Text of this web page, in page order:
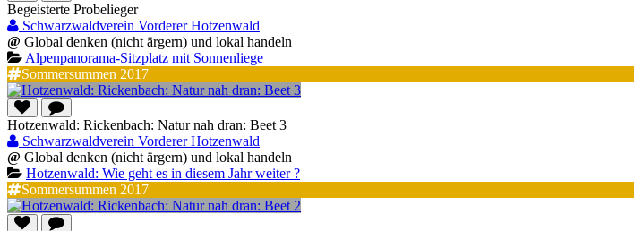
Begeisterte Probelieger
Schwarzwaldverein Vorderer Hotzenwald
@ Global denken (nicht ärgern) und lokal handeln
Alpenpanorama-Sitzplatz mit Sonnenliege
Sommersummen 2017
Hotzenwald: Rickenbach: Natur nah dran: Beet 3
Schwarzwaldverein Vorderer Hotzenwald
@ Global denken (nicht ärgern) und lokal handeln
Hotzenwald: Wie geht es in diesem Jahr weiter ?
Sommersummen 2017